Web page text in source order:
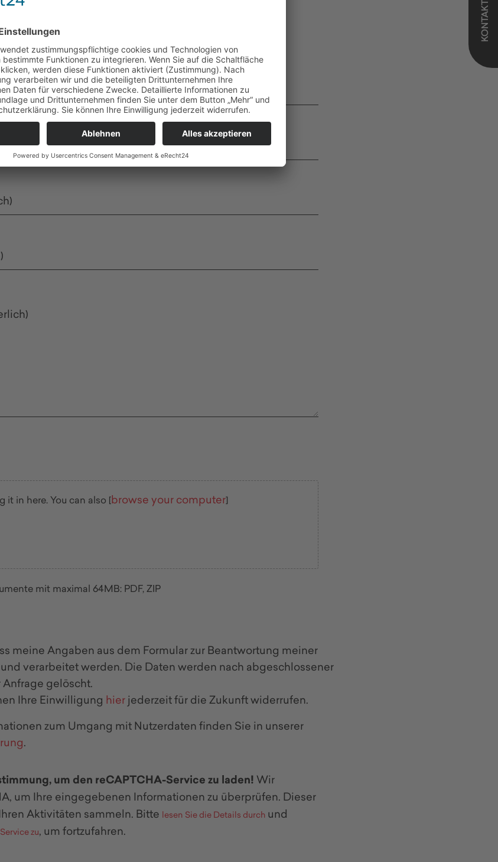
KONTAKT
T:+49 (0)7821 9743 0
M:info@fleig.de
Attach a file by dropping it in here. You can also [browse your computer]
mit maximal 64MB: PDF, ZIP
meine Angaben aus dem Formular zur Beantwortung meiner
verarbeitet werden. Die Daten werden nach abgeschlossener
gelöscht.
Ihre Einwilligung hier jederzeit für die Zukunft widerrufen.
zum Umgang mit Nutzerdaten finden Sie in unserer
.
um den reCAPTCHA-Service zu laden! Wir
um Ihre eingegebenen Informationen zu überprüfen. Dieser
Aktivitäten sammeln. Bitte lesen Sie die Details durch und
zu, um fortzufahren.